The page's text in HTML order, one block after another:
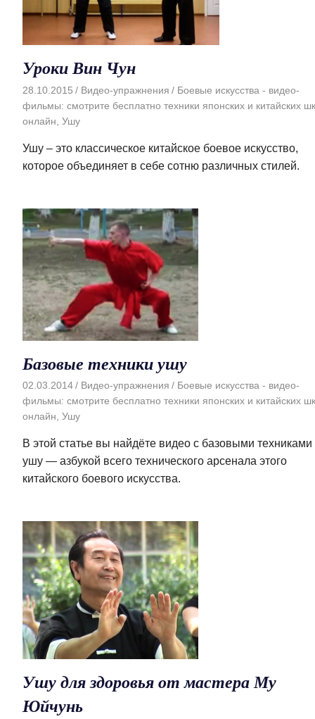
Уроки Вин Чун
28.10.2015 Видео-упражнения
Боевые искусства - видео-
фильмы: смотрите бесплатно техники японских и китайских
онлайн Ушу
Ушу – это классическое китайское боевое искусство,
которое объединяет в себе сотню различных стилей.
Базовые техники ушу
02.03.2014 Видео-упражнения
Боевые искусства - видео-
фильмы: смотрите бесплатно техники японских и китайских
онлайн Ушу
В этой статье вы найдёте видео с базовыми техниками
ушу — азбукой всего технического арсенала этого
китайского боевого искусства.
Ушу для здоровья от мастера Му
Юйчунь